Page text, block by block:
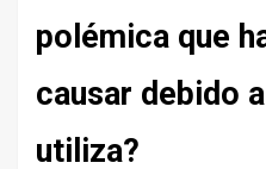
polémica que
causar debido
utiliza?